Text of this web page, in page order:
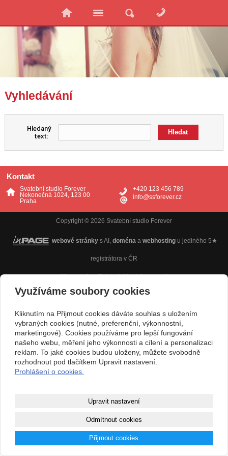
Vyhledávání
Hledaný
text:
Kontakt
Svatební studio Forever
Nekonečná 1024, 123 00
Praha
+420 123 456 789
info@ssforever.cz
Copyright © 2026 Svatební studio Forever
webové stránky s AI, doména a webhosting u jediného 5★
registrátora v ČR
Mapa webu|Zobrazit klasickou verzi
Využíváme soubory cookies
Kliknutím na Přijmout cookies dáváte souhlas s uložením
vybraných cookies (nutné, preferenční, výkonnostní,
marketingové). Cookies používáme pro lepší fungování
našeho webu, měření jeho výkonnosti a cílení a personalizaci
reklam. To jaké cookies budou uloženy, můžete svobodně
rozhodnout pod tlačítkem Upravit nastavení.
Prohlášení o cookies.
Upravit nastavení
Odmítnout cookies
Přijmout cookies